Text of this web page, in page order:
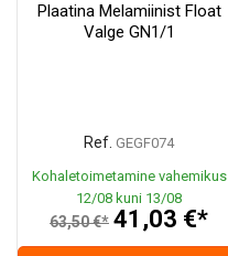
Plaatina Melamiinist Float
Valge GN1/1
Ref. GEGF074
Kohaletoimetamine vahemikus
12/08 kuni 13/08
63,50 €* 41,03 €*